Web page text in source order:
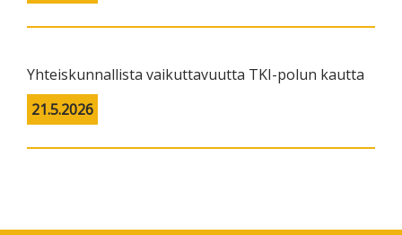
Yhteiskunnallista vaikuttavuutta TKI-polun kautta
21.5.2026